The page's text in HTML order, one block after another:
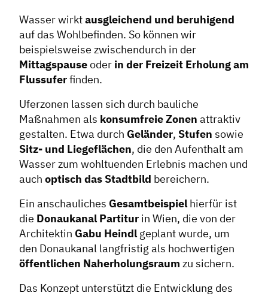
Wasser wirktausgleichend und beruhigend
auf das Wohlbefinden. So können wir
beispielsweise zwischendurch in der
Mittagspauseoder in der Freizeit Erholungam
Flussuferfinden.
Uferzonen lassen sich durch bauliche
Maßnahmen als konsumfreie Zonen attraktiv
gestalten. Etwa durch Geländer, Stufen sowie
Sitz- und Liegeflächen, die den Aufenthalt am
Wasser zum wohltuenden Erlebnis machen und
auch optisch das Stadtbild bereichern.
Ein anschauliches Gesamtbeispielhierfür ist
die Donaukanal Partitur in Wien, die von der
Architektin Gabu Heindlgeplant wurde, um
den Donaukanal langfristig als hochwerti­gen
öffentlichen Naherholungsraum zu sichern.
Das Konzept unterstützt die Entwicklung des